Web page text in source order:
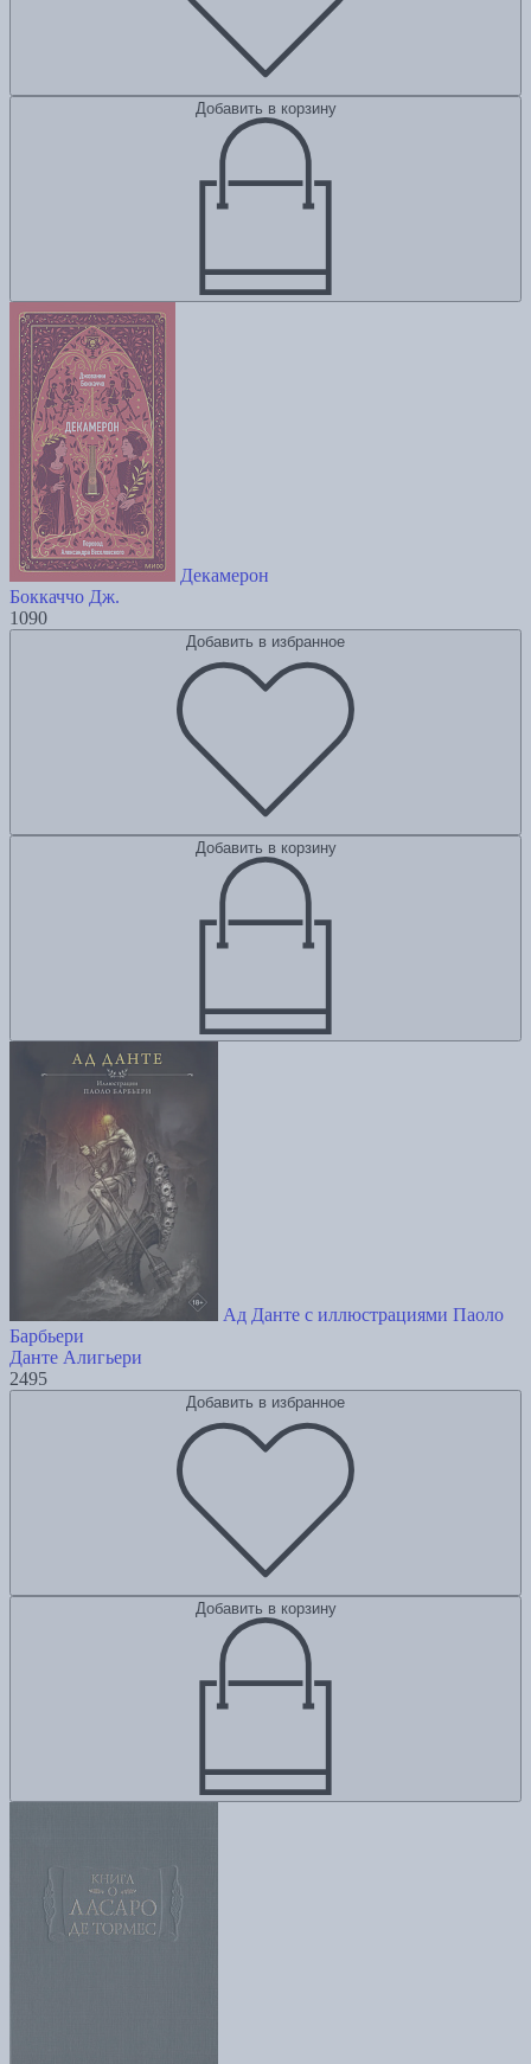
Добавить в корзину
Декамерон
Боккаччо Дж.
1090
Добавить в избранное
Добавить в корзину
Ад Данте с иллюстрациями Паоло
Барбьери
Данте Алигьери
2495
Добавить в избранное
Добавить в корзину